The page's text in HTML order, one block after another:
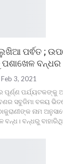
ପର୍ଵତ ;
ବନ୍ଧର
Feb 3, 2021
ପୂର୍ଣ୍ଣ ପର୍ଯ୍ୟଟକଙ୍କୁ
ସବୁଜିମା ବଳୟ
ନାମ
ବନ୍ଧରୁ